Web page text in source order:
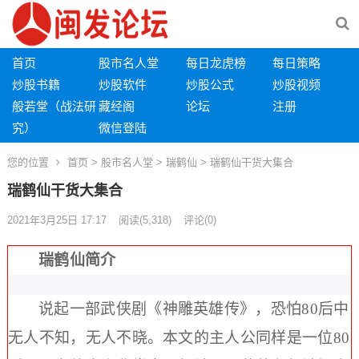
首页 股市名人堂 每日龙虎榜
每日策略
炒股书籍
炒股软件 炒股公式
炒股视频
般若堂（战法研
究）
藏经阁 论坛
注册
微信登陆
您的位置 首页 > 股市名人堂 > 瑞鹤仙 > 瑞鹤仙干货大集合
瑞鹤仙干货大集合
2021年3月25日 17:17 阅读(5,318) 评论(0)
瑞鹤仙简介
说起一部武侠剧《神雕英雄传》，恐怕80后中
无人不知，无人不晓。本文的主人公同样是一位80